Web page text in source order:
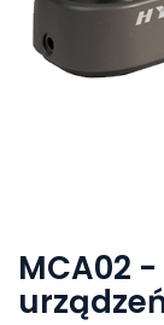
MCA02